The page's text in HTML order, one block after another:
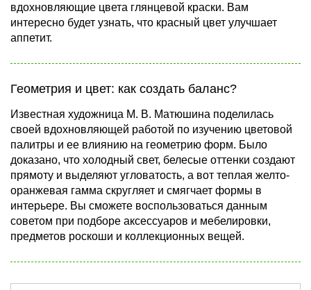
вдохновляющие цвета глянцевой краски. Вам
интересно будет узнать, что красный цвет улучшает
аппетит.
Геометрия и цвет: как создать баланс?
Известная художница М. В. Матюшина поделилась
своей вдохновляющей работой по изучению цветовой
палитры и ее влиянию на геометрию форм. Было
доказано, что холодный свет, белесые оттенки создают
прямоту и выделяют угловатость, а вот теплая желто-
оранжевая гамма скругляет и смягчает формы в
интерьере. Вы сможете воспользоваться данным
советом при подборе аксессуаров и мебелировки,
предметов роскоши и коллекционных вещей.